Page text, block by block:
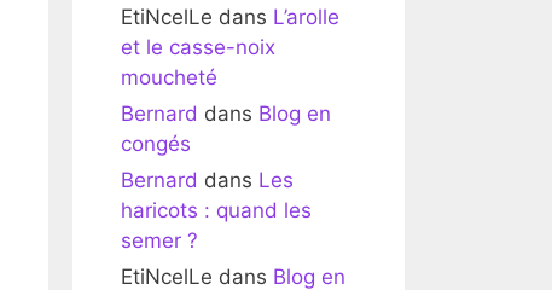
EtiNcelLe dans L’arolle
et le casse-noix
moucheté
Bernard dans Blog en
congés
Bernard dans Les
haricots : quand les
semer ?
EtiNcelLe dans Blog en